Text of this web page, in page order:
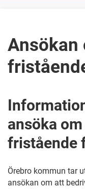
Ansökan
ansöka
fristående
Örebro kommun tar
ansökan om att